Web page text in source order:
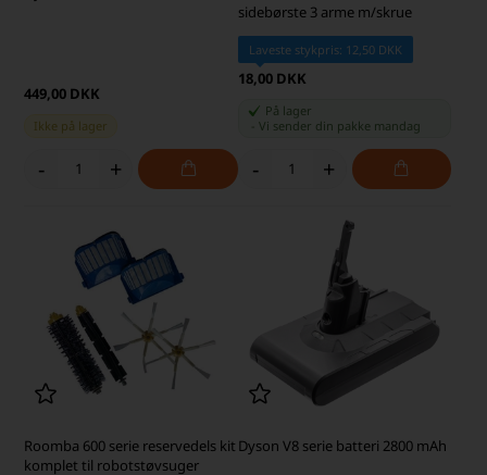
449,00 DKK
Ikke på lager
- +
sidebørste 3 arme m/skrue
Laveste stykpris: 12,50 DKK
18,00 DKK
På lager
Vi sender din pakke mandag
- +
Roomba 600 serie reservedels kit
komplet til robotstøvsuger
Dyson V8 serie batteri 2800 mAh